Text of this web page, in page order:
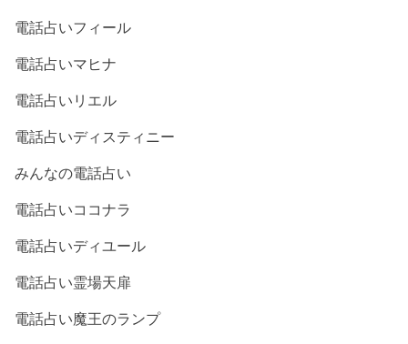
電話占いフィール
電話占いマヒナ
電話占いリエル
電話占いディスティニー
みんなの電話占い
電話占いココナラ
電話占いディユール
電話占い霊場天扉
電話占い魔王のランプ